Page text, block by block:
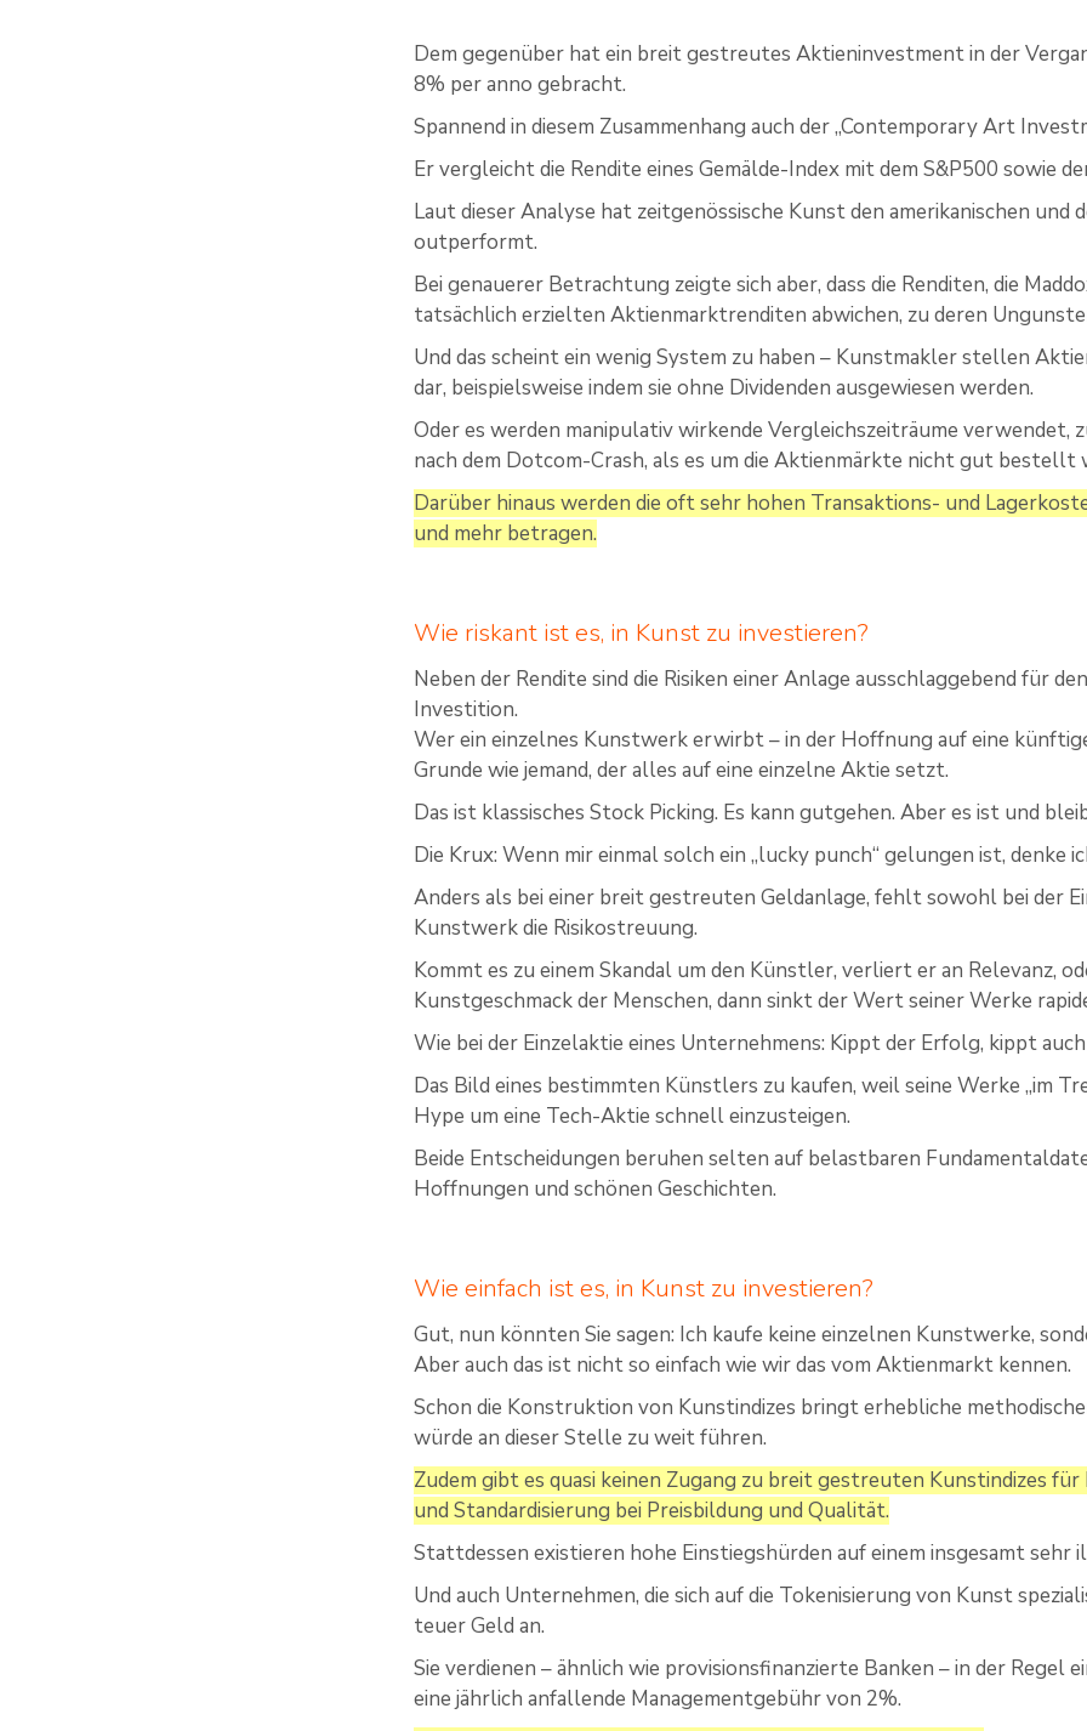
Dem gegenüber hat ein breit gestreutes Aktieninvestment in der
8% per anno gebracht.
Spannend in diesem Zusammenhang auch der „Contemporary Art
Er vergleicht die Rendite eines Gemälde-Index mit dem S&P500 sowie
Laut dieser Analyse hat zeitgenössische Kunst den amerikanischen
outperformt.
Bei genauerer Betrachtung zeigte sich aber, dass die Renditen, die
tatsächlich erzielten Aktienmarktrenditen abwichen, zu deren
Und das scheint ein wenig System zu haben – Kunstmakler stellen
dar, beispielsweise indem sie ohne Dividenden ausgewiesen werden.
Oder es werden manipulativ wirkende Vergleichszeiträume verwendet,
nach dem Dotcom-Crash, als es um die Aktienmärkte nicht gut bestellt
Darüber hinaus werden die oft sehr hohen Transaktions- und
und mehr betragen.
Wie riskant ist es, in Kunst zu investieren?
Neben der Rendite sind die Risiken einer Anlage ausschlaggebend für
Investition.
Wer ein einzelnes Kunstwerk erwirbt – in der Hoffnung auf eine
Grunde wie jemand, der alles auf eine einzelne Aktie setzt.
Das ist klassisches Stock Picking. Es kann gutgehen. Aber es ist und
Die Krux: Wenn mir einmal solch ein „lucky punch“ gelungen ist, denke
Anders als bei einer breit gestreuten Geldanlage, fehlt sowohl bei der
Kunstwerk die Risikostreuung.
Kommt es zu einem Skandal um den Künstler, verliert er an Relevanz,
Kunstgeschmack der Menschen, dann sinkt der Wert seiner Werke
Wie bei der Einzelaktie eines Unternehmens: Kippt der Erfolg, kippt
Das Bild eines bestimmten Künstlers zu kaufen, weil seine Werke „im
Hype um eine Tech-Aktie schnell einzusteigen.
Beide Entscheidungen beruhen selten auf belastbaren
Hoffnungen und schönen Geschichten.
Wie einfach ist es, in Kunst zu investieren?
Gut, nun könnten Sie sagen: Ich kaufe keine einzelnen Kunstwerke,
Aber auch das ist nicht so einfach wie wir das vom Aktienmarkt kennen.
Schon die Konstruktion von Kunstindizes bringt erhebliche
würde an dieser Stelle zu weit führen.
Zudem gibt es quasi keinen Zugang zu breit gestreuten Kunstindizes
und Standardisierung bei Preisbildung und Qualität.
Stattdessen existieren hohe Einstiegshürden auf einem insgesamt sehr
Und auch Unternehmen, die sich auf die Tokenisierung von Kunst
teuer Geld an.
Sie verdienen – ähnlich wie provisionsfinanzierte Banken – in der Regel
eine jährlich anfallende Managementgebühr von 2%.